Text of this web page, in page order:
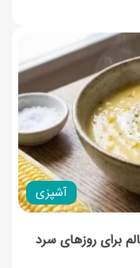
آشپزی
برای روزهای سرد